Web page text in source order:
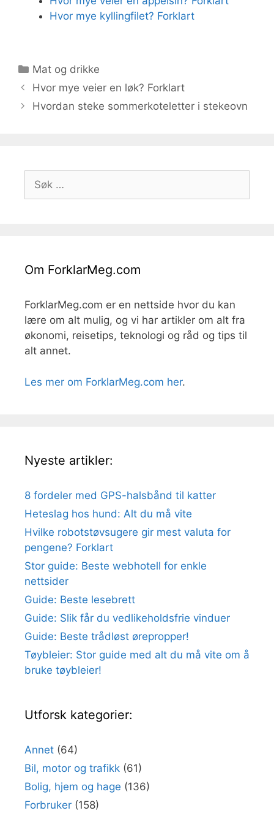
Hvor mye kyllingfilet? Forklart
Kategorier
Mat og drikke
Hvor mye veier en løk? Forklart
Hvordan steke sommerkoteletter i stekeovn
Søk
etter:
Om ForklarMeg.com
ForklarMeg.com er en nettside hvor du kan
lære om alt mulig, og vi har artikler om alt fra
økonomi, reisetips, teknologi og råd og tips til
alt annet.
Les mer om ForklarMeg.com her.
Nyeste artikler:
8 fordeler med GPS-halsbånd til katter
Heteslag hos hund: Alt du må vite
Hvilke robotstøvsugere gir mest valuta for
pengene? Forklart
Stor guide: Beste webhotell for enkle
nettsider
Guide: Beste lesebrett
Guide: Slik får du vedlikeholdsfrie vinduer
Guide: Beste trådløst ørepropper!
Tøybleier: Stor guide med alt du må vite om å
bruke tøybleier!
Utforsk kategorier:
Annet (64)
Bil, motor og trafikk (61)
Bolig, hjem og hage (136)
Forbruker (158)